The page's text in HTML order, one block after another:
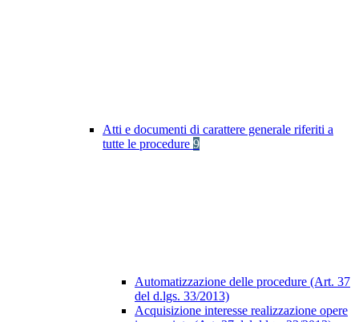
Atti e documenti di carattere generale riferiti a
tutte le procedure 9
Automatizzazione delle procedure (Art. 37
del d.lgs. 33/2013)
Acquisizione interesse realizzazione opere